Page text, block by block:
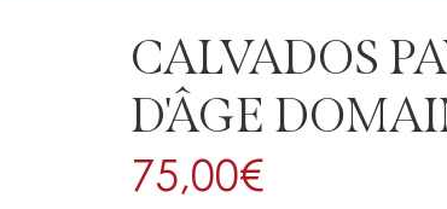
CALVADOS
D'ÂGE
75,00€